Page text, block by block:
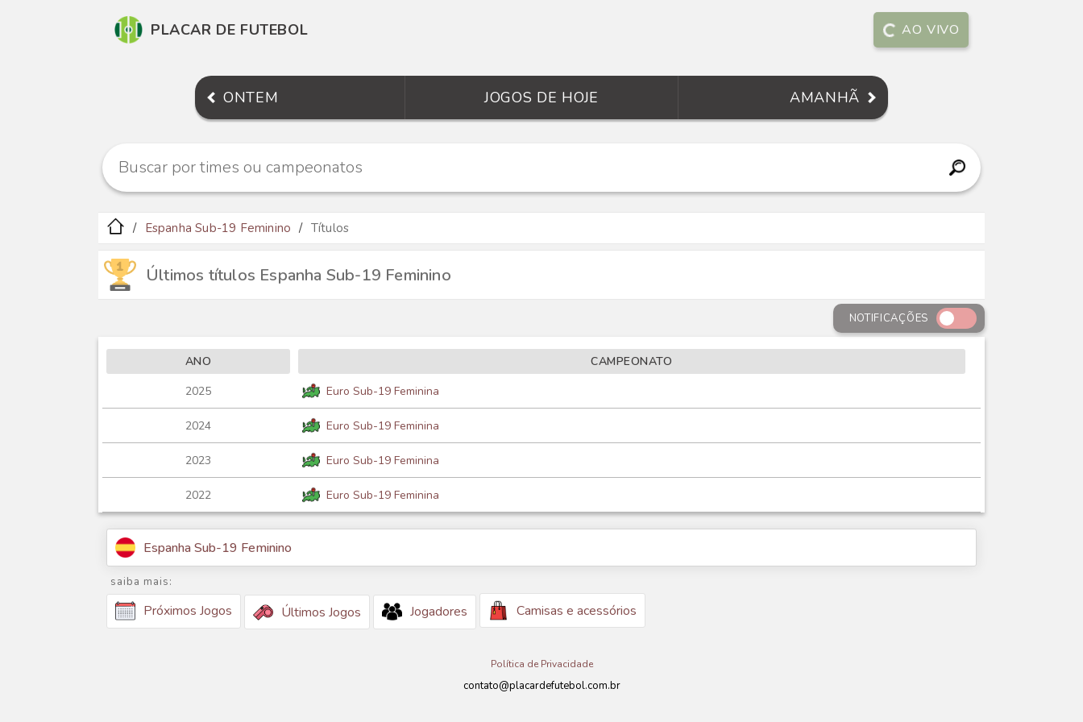
PLACAR DE FUTEBOL AO VIVO
ONTEM JOGOS DE HOJE AMANHÃ
Espanha Sub-19 Feminino Títulos
Últimos títulos Espanha Sub-19 Feminino
NOTIFICAÇÕES
ANO
CAMPEONATO
2025
Euro Sub-19 Feminina
2024 Euro Sub-19 Feminina
2023 Euro Sub-19 Feminina
2022 Euro Sub-19 Feminina
Espanha Sub-19 Feminino
saiba mais:
Próximos Jogos Últimos Jogos Jogadores Camisas e acessórios
Política de Privacidade
contato@placardefutebol.com.br